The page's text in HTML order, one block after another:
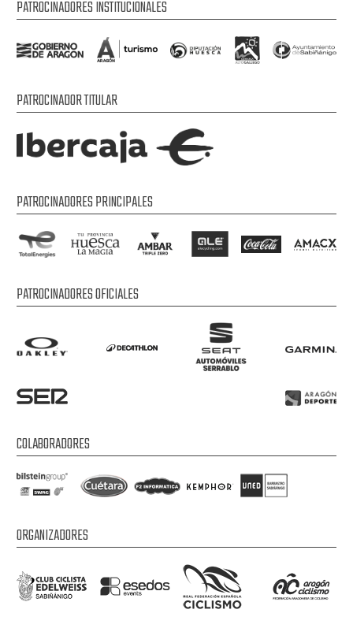
PATROCINADORES INSTITUCIONALES
PATROCINADOR TITULAR
PATROCINADORES PRINCIPALES
PATROCINADORES OFICIALES
COLABORADORES
ORGANIZADORES